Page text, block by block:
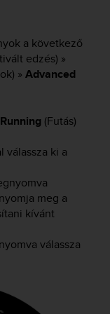
a következő
edzés) »
» Advanced
Running (Futás)
válassza ki a
meg a
kívánt
válassza